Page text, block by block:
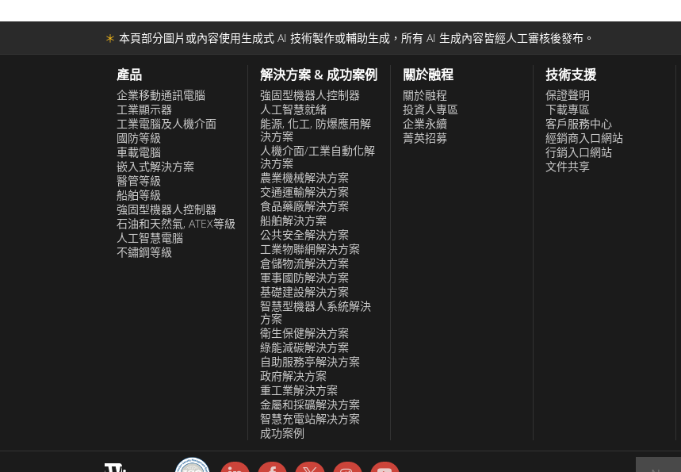
用的所有組件和儀器，無論多麼微小，都必須符合IEC 60945標準和規定。DNV-GL或任何其他經過
認證和確定的傑出第三方團體將進行審核以確保合規性。
融程的船舶顯示器和工業電腦採用光學貼合技術製造，可確保准確的觸控體驗、堅固性和使用壽
命。我們的光學貼合顯示器還提供更好的清晰度和陽光下可讀性，使其適用於橋樑工作站、船舶指
揮中心和其他海洋應用。借助融程，您可以確保獲得最好的船舶級技術來滿足您的需求。
＊ 本頁部分圖片或內容使用生成式 AI 技術製作或輔助生成，所有 AI 生成內容皆經人工審核後發布。
產品
企業移動通訊電腦
工業顯示器
工業電腦及人機介面
國防等級
車載電腦
嵌入式解決方案
醫管等級
船舶等級
強固型機器人控制器
石油和天然氣, ATEX等級
人工智慧電腦
不鏽鋼等級
解決方案 & 成功案例
強固型機器人控制器
人工智慧就緒
能源, 化工, 防爆應用解
決方案
人機介面/工業自動化解
決方案
農業機械解決方案
交通運輸解決方案
食品藥廠解決方案
船舶解決方案
公共安全解決方案
工業物聯網解決方案
倉儲物流解決方案
軍事國防解決方案
基礎建設解決方案
智慧型機器人系統解決
方案
衛生保健解決方案
綠能減碳解決方案
自助服務亭解決方案
政府解决方案
重工業解決方案
金屬和採礦解決方案
智慧充電站解决方案
成功案例
關於融程
關於融程
投資人專區
企業永續
菁英招募
技術支援
保證聲明
下載專區
客戶服務中心
經銷商入口網站
行銷入口網站
文件共享